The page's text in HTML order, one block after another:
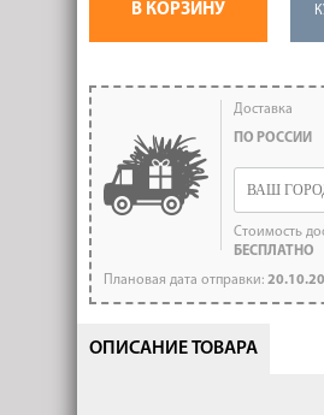
В КОРЗИНУ
Доставка
ПО РОССИИ
Стоимость
БЕСПЛАТНО
Плановая дата отправки:
ОПИСАНИЕ ТОВАРА